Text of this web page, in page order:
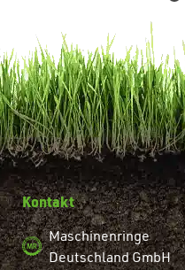
Kontakt
Maschinenringe
Deutschland GmbH